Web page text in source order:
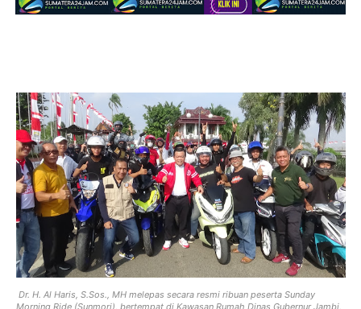
Dr. H. Al Haris, S.Sos., MH melepas secara resmi ribuan peserta Sunday